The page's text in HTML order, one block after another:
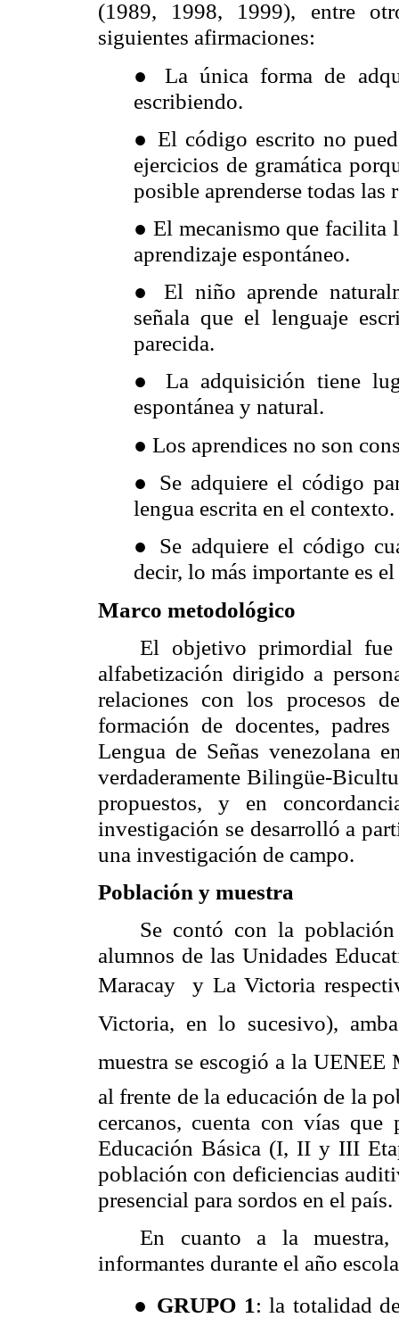
(1989, 1998, 1999), entre
siguientes afirmaciones:
●La única forma de
escribiendo.
● El código escrito no
ejercicios de gramática
posible aprenderse todas las
●El mecanismo que
aprendizaje espontáneo.
●El niño aprende
señala que el lenguaje
parecida.
● La adquisición tiene
espontánea y natural.
● Los aprendices no son
● Se adquiere el código
lengua escrita en el contexto.
● Se adquiere el código
decir, lo más importante es
Marco metodológico
El objetivo primordial
alfabetización dirigido a
relaciones con los procesos
formación de docentes,
Lengua de Señas venezolana
verdaderamente Bilingüe-
propuestos, y en
investigación se desarrolló a
una investigación de campo.
Población y muestra
Se contó con la población
alumnos de las Unidades
Maracay y La Victoria
Victoria, en lo sucesivo),
muestra se escogió a la UENEE
al frente de la educación de la
cercanos, cuenta con vías que
Educación Básica (I, II y III
población con deficiencias
presencial para sordos en el país.
En cuanto a la
informantes durante el año
● GRUPO 1: la totalidad